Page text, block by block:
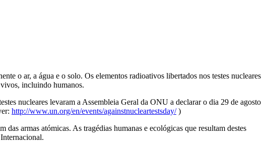
o ar, a água e o solo. Os elementos radioativos libertados nos testes nucleares
vivos, incluindo humanos.
nucleares levaram a Assembleia Geral da ONU a declarar o dia 29 de agosto
http://www.un.org/en/events/againstnucleartestsday/)
armas atómicas. As tragédias humanas e ecológicas que resultam destes